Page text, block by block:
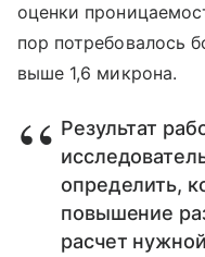
оценки
пор потребовалось
выше 1,6 микрона.
Результат
определить,
повышение
расчет